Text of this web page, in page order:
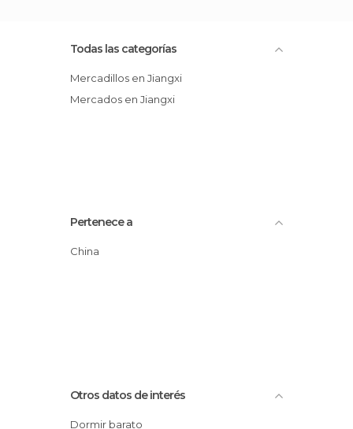
Todas las categorías
Mercadillos en Jiangxi
Mercados en Jiangxi
Pertenece a
China
Otros datos de interés
Dormir barato